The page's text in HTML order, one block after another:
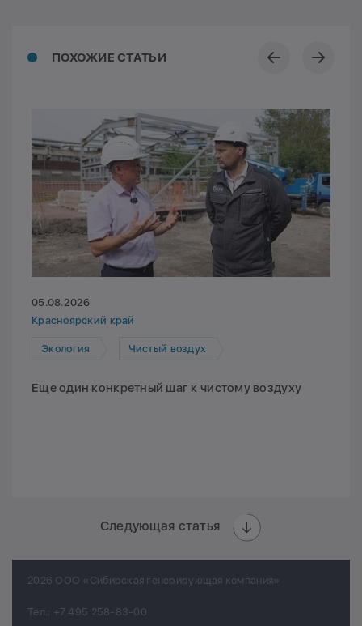
ПОХОЖИЕ СТАТЬИ
05.08.2026
Красноярский край
Экология Чистый воздух
Еще один конкретный шаг к чистому воздуху
Следующая статья
2026 ООО «Сибирская генерирующая компания»
Тел.: +7 495 258-83-00